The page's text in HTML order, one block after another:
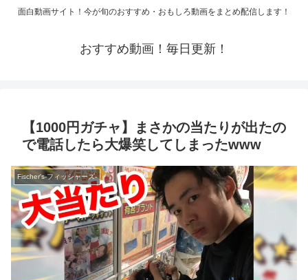
面白動画サイト！今が旬のおすすめ・おもしろ動画をまとめ配信します！
おすすめ動画！毎日更新！
【1000円ガチャ】まさかの当たりが出たの
で電話したら大爆笑してしまったwww
Fischer's-フィッシャーズ-